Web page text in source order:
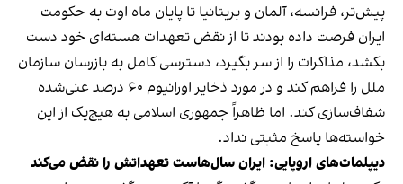
پیش‌تر، فرانسه، آلمان و بریتانیا تا پایان ماه اوت به حکومت
ایران فرصت داده بودند تا از نقض تعهدات هسته‌ای خود دست
بکشد، مذاکرات را از سر بگیرد، دسترسی کامل به بازرسان سازمان
ملل را فراهم کند و در مورد ذخایر اورانیوم ۶۰ درصد غنی‌شده
شفاف‌سازی کند. اما ظاهراً جمهوری اسلامی به هیچ‌یک از این
خواسته‌ها پاسخ مثبتی نداد.
دیپلمات‌های اروپایی: ایران سال‌هاست تعهداتش را نقض می‌کند